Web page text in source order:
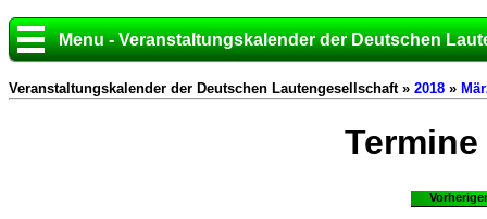
Menu - Veranstaltungskalender der Deutschen
Veranstaltungskalender der Deutschen Lautengesellschaft » 2018 »
Termine